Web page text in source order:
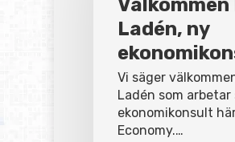
Välkommen
Ladén, ny
Vi säger
Ladén som arbetar
ekonomikonsult
Economy.…